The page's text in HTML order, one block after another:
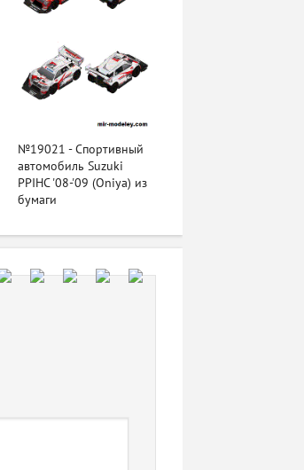
№19021 - Спортивный
автомобиль Suzuki
PPIHC '08-'09 (Oniya) из
бумаги